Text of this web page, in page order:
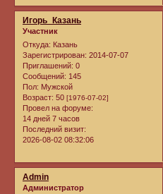
Игорь_Казань
Участник
Откуда: Казань
Зарегистрирован: 2014-07-07
Приглашений: 0
Сообщений: 145
Пол: Мужской
Возраст: 50 [1976-07-02]
Провел на форуме:
14 дней 7 часов
Последний визит:
2026-08-02 08:32:06
Admin
Администратор